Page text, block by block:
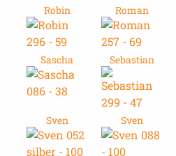
Robin Roman
Sascha Sebastian
Sven Sven